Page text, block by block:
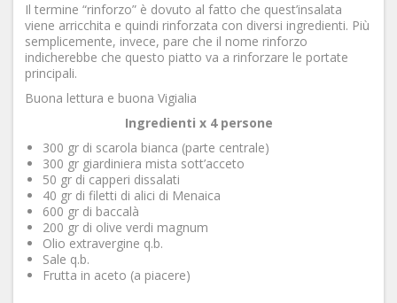
Il termine “rinforzo” è dovuto al fatto che quest’insalata
viene arricchita e quindi rinforzata con diversi ingredienti. Più
semplicemente, invece, pare che il nome rinforzo
indicherebbe che questo piatto va a rinforzare le portate
principali.
Buona lettura e buona Vigialia
Ingredienti x 4 persone
300 gr di scarola bianca (parte centrale)
300 gr giardiniera mista sott’acceto
50 gr di capperi dissalati
40 gr di filetti di alici di Menaica
600 gr di baccalà
200 gr di olive verdi magnum
Olio extravergine q.b.
Sale q.b.
Frutta in aceto (a piacere)